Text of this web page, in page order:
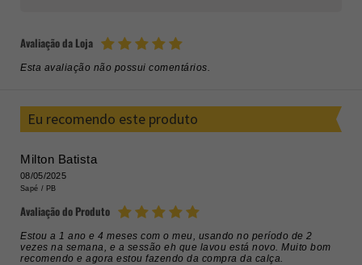
Avaliação da Loja
Esta avaliação não possui comentários.
Eu recomendo este produto
Milton Batista
08/05/2025
Sapé / PB
Avaliação do Produto
Estou a 1 ano e 4 meses com o meu, usando no período de 2
vezes na semana, e a sessão eh que lavou está novo. Muito bom
recomendo e agora estou fazendo da compra da calça.